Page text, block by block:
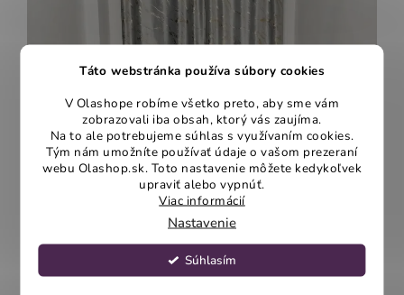
Táto webstránka používa súbory cookies
V Olashope robíme všetko preto, aby sme vám
zobrazovali iba obsah, ktorý vás zaujíma.
Na to ale potrebujeme súhlas s využívaním cookies.
Tým nám umožníte používať údaje o vašom prezeraní
webu Olashop.sk. Toto nastavenie môžete kedykoľvek
upraviť alebo vypnúť.
Viac informácií
Nastavenie
Súhlasím
Sme radi, že môžeme byť súčasťou
Veľmi nás teší každá vaša správa, fotka či recenzia. Nie
preto, že potvrdzuje číslo.
Ale preto, že ukazuje výsledok. OLA je značka, ktorá